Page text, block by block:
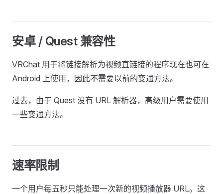
安卓 / Quest 兼容性
VRChat 用于将链接解析为视频直链接的程序现在也可在
Android 上使用，因此不需要以前的变通方法。
过去，由于 Quest 没有 URL 解析器，高级用户需要使用
一些变通方法。
速率限制
一个用户每五秒只能处理一次新的视频播放器 URL。这